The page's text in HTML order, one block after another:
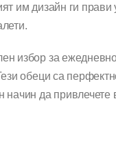
им дизайн ги
избор за
обеци са
начин да привлечете